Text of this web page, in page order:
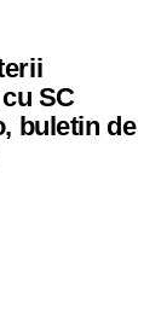
SC
buletin de